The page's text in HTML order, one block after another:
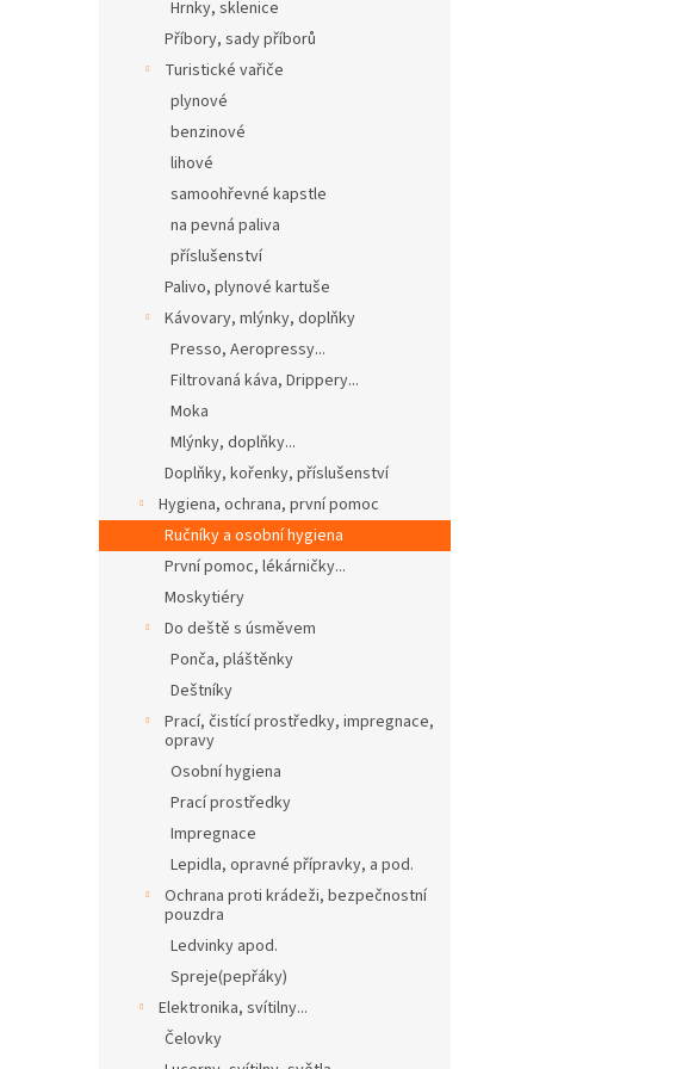
Hrnky, sklenice
Příbory, sady příborů
Turistické vařiče
plynové
benzinové
lihové
samoohřevné kapstle
na pevná paliva
příslušenství
Palivo, plynové kartuše
Kávovary, mlýnky, doplňky
Presso, Aeropressy...
Filtrovaná káva, Drippery...
Moka
Mlýnky, doplňky...
Doplňky, kořenky, příslušenství
Hygiena, ochrana, první pomoc
Ručníky a osobní hygiena
První pomoc, lékárničky...
Moskytiéry
Do deště s úsměvem
Ponča, pláštěnky
Deštníky
Prací, čistící prostředky, impregnace,
opravy
Osobní hygiena
Prací prostředky
Impregnace
Lepidla, opravné přípravky, a pod.
Ochrana proti krádeži, bezpečnostní
pouzdra
Ledvinky apod.
Spreje(pepřáky)
Elektronika, svítilny...
Čelovky